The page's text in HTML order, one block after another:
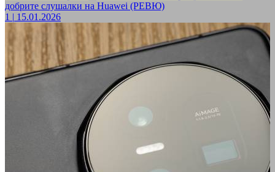
добрите слушалки на Huawei (РЕВЮ)
1 | 15.01.2026